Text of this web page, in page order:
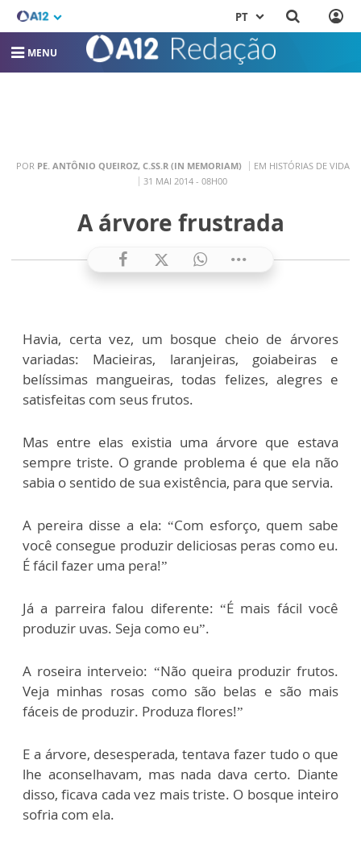
PT
MENU
POR PE. ANTÔNIO QUEIROZ, C.SS.R (IN MEMORIAM)
EM HISTÓRIAS DE VIDA
31 MAI 2014 - 08H00
A árvore frustrada
Havia, certa vez, um bosque cheio de árvores
variadas: Macieiras, laranjeiras, goiabeiras e
belíssimas mangueiras, todas felizes, alegres e
satisfeitas com seus frutos.
Mas entre elas existia uma árvore que estava
sempre triste. O grande problema é que ela não
sabia o sentido de sua existência, para que servia.
A pereira disse a ela: “Com esforço, quem sabe
você consegue produzir deliciosas peras como eu.
É fácil fazer uma pera!”
Já a parreira falou diferente: “É mais fácil você
produzir uvas. Seja como eu”.
A roseira interveio: “Não queira produzir frutos.
Veja minhas rosas como são belas e são mais
fáceis de produzir. Produza flores!”
E a árvore, desesperada, tentava fazer tudo o que
lhe aconselhavam, mas nada dava certo. Diante
disso, ficava cada vez mais triste. O bosque inteiro
sofria com ela.